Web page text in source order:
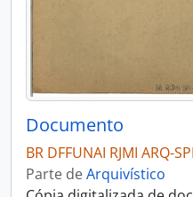
Documento
BR DFFUNAI RJMI ARQ-
Parte deArquivístico